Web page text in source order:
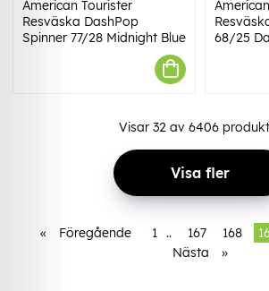
American Tourister
Resväska DashPop
Spinner 77/28 Midnight Blue
68/25
Visar 32 av 6406
Visa fler
« Föregående 1 .. 167 168
Nästa
»